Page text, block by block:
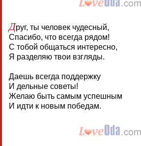
Друг, ты человек чудесный,
Спасибо, что всегда рядом!
С тобой общаться интересно,
Я разделяю твои взгляды.
Даешь всегда поддержку
И дельные советы!
Желаю быть самым успешным
И идти к новым победам.